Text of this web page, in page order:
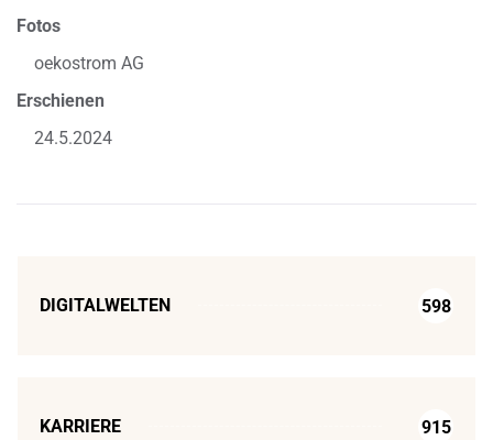
Fotos
oekostrom AG
Erschienen
24.5.2024
DIGITALWELTEN 598
KARRIERE 915